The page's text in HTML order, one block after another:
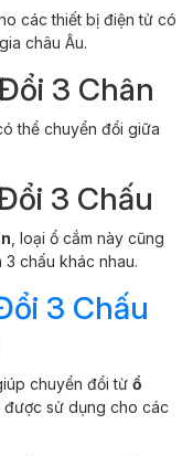
các thiết bị điện tử có
châu Âu.
3 Chân
thể chuyển đổi giữa
3 Chấu
, loại ổ cắm này cũng
chấu khác nhau.
3 Chấu
chuyển đổi từ ổ
được sử dụng cho các